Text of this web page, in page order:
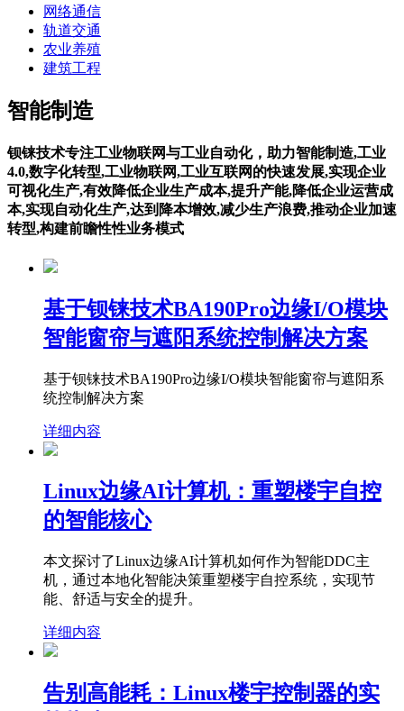
网络通信
轨道交通
农业养殖
建筑工程
智能制造
钡铼技术专注工业物联网与工业自动化，助力智能制造,工业
4.0,数字化转型,工业物联网,工业互联网的快速发展,实现企业
可视化生产,有效降低企业生产成本,提升产能,降低企业运营成
本,实现自动化生产,达到降本增效,减少生产浪费,推动企业加速
转型,构建前瞻性性业务模式
基于钡铼技术BA190Pro边缘I/O模块
智能窗帘与遮阳系统控制解决方案
基于钡铼技术BA190Pro边缘I/O模块智能窗帘与遮阳系
统控制解决方案
详细内容
Linux边缘AI计算机：重塑楼宇自控
的智能核心
本文探讨了Linux边缘AI计算机如何作为智能DDC主
机，通过本地化智能决策重塑楼宇自控系统，实现节
能、舒适与安全的提升。
详细内容
告别高能耗：Linux楼宇控制器的实